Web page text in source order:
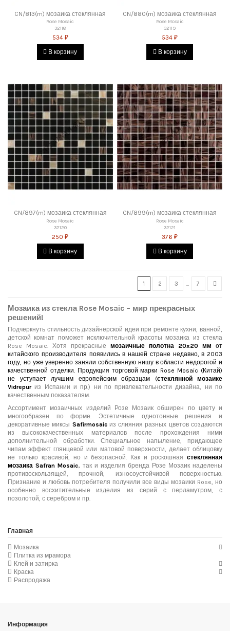
CN/813(m) мозаика стеклянная
Rose Mosaic
32118
534 ₽
В корзину
CN/880(m) мозаика стеклянная
Rose Mosaic
32119
534 ₽
В корзину
CN/897(m) мозаика стеклянная
Rose Mosaic
32120
250 ₽
В корзину
CN/899(m) мозаика стеклянная
Rose Mosaic
32121
376 ₽
В корзину
1 2 3 7
Мозаика из стекла Rose Mosaic – мир прекрасных
решений!
Подчеркнуть стильность дизайнерской идеи при ремонте кухни, ванной,
детской комнат поможет исключительной красоты мозаика из стекла
Rose Mosaic. Хотя прекрасные мозаичные полотна 20x20 мм от
китайского производителя появились в нашей стране недавно, в 2003
году, но уже уверенно заняли собственную нишу в области недорогой и
качественной отделки. Продукция торговой марки Rose Mosaic (Китай)
не уступает лучшим европейским образцам (стеклянной мозаике
Vidrepurиз Испании и пр.) ни по привлекательности дизайна, ни по
качественным показателям.
Ассортимент мозаичных изделий Розе Мозаик обширен по цвету и
многообразен по форме. Эстетичные однотонные решения и
декоративные миксы Safirmosaicиз слияния разных цветов создаются
из высококачественных материалов после прохождения ними
дополнительной обработки. Специальное напыление, придающее
чипам эффект глянцевой или матовой поверхности, делает облицовку
не только красивой, но и безопасной. Как и роскошная стеклянная
мозаика Safran Mosaic, так и изделия бренда Розе Мозаик наделены
противоскользящей, прочной, износоустойчивой поверхностью.
Признание и любовь потребителя получили все виды мозаики Rose, но
особенно восхитительные изделия из серий с перламутром, с
позолотой, с серебром и пр.
Главная
Мозаика
Плитка из мрамора
Клей и затирка
Краска
Распродажа
Информация